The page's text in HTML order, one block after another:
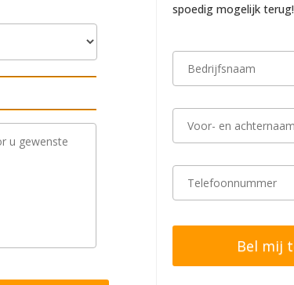
spoedig mogelijk terug!
B
r
i
s
m
V
r
-
a
h
T
e
n